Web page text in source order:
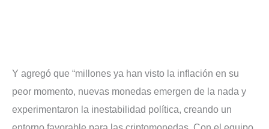
Y agregó que “millones ya han visto la inflación en su
peor momento, nuevas monedas emergen de la nada y
experimentaron la inestabilidad política, creando un